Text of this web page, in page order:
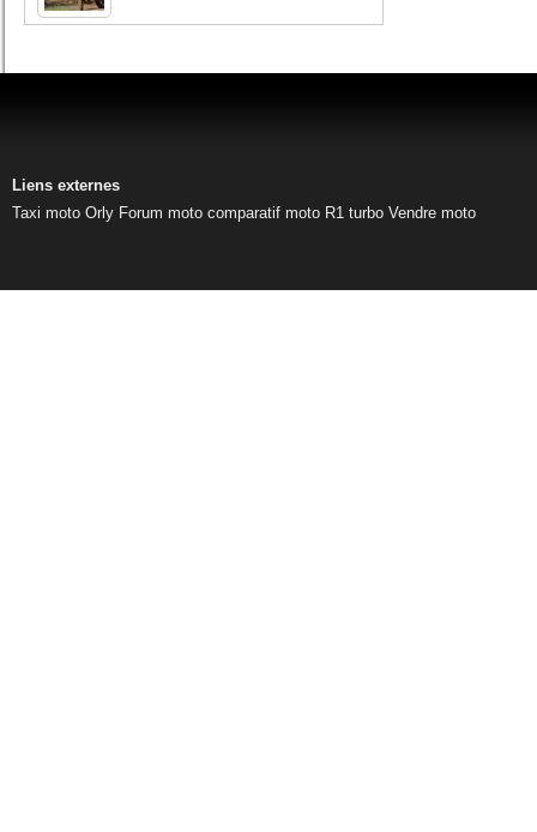
Liens externes
Taxi moto Orly Forum moto comparatif moto R1 turbo Vendre moto